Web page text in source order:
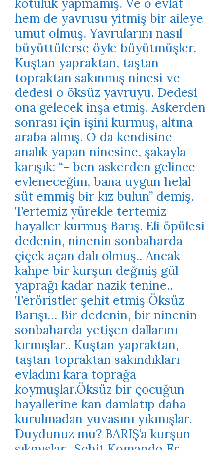
kötülük yapmamış. Ve o evlat
hem de yavrusu yitmiş bir aileye
umut olmuş. Yavrularını nasıl
büyüttülerse öyle büyütmüşler.
Kuştan yapraktan, taştan
topraktan sakınmış ninesi ve
dedesi o öksüz yavruyu. Dedesi
ona gelecek inşa etmiş. Askerden
sonrası için işini kurmuş, altına
araba almış. O da kendisine
analık yapan ninesine, şakayla
karışık: “- ben askerden gelince
evleneceğim, bana uygun helal
süt emmiş bir kız bulun” demiş.
Tertemiz yürekle tertemiz
hayaller kurmuş Barış. Eli öpülesi
dedenin, ninenin sonbaharda
çiçek açan dalı olmuş.. Ancak
kahpe bir kurşun değmiş gül
yaprağı kadar nazik tenine..
Teröristler şehit etmiş Öksüz
Barışı… Bir dedenin, bir ninenin
sonbaharda yetişen dallarını
kırmışlar.. Kuştan yapraktan,
taştan topraktan sakındıkları
evladını kara toprağa
koymuşlar.Öksüz bir çocuğun
hayallerine kan damlatıp daha
kurulmadan yuvasını yıkmışlar.
Duydunuz mu? BARIŞ’a kurşun